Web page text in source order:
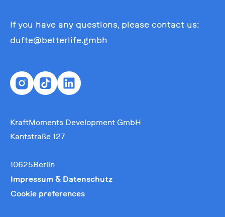
If you have any questions, please contact us:
dufte@betterlife.gmbh
KraftMoments Development GmbH
Kantstraße 127
10625Berlin
Impressum & Datenschutz
Cookie preferences